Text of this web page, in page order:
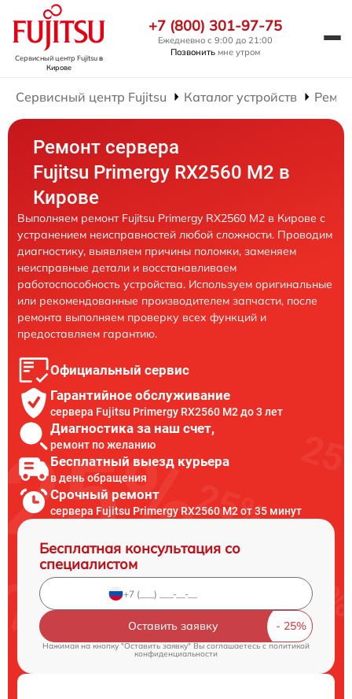
Сервисный центр Fujitsuв
Кирове
+7 (800) 301-97-75
Ежедневно с 9:00 до 21:00
Позвонить мне утром
Сервисный центр Fujitsu Каталог устройств
Ремонт сервера
Fujitsu Primergy RX2560 M2 в
Кирове
Выполняем ремонт Fujitsu Primergy RX2560 M2 в Кирове с
устранением неисправностей любой сложности. Проводим
диагностику, выявляем причины поломки, заменяем
неисправные детали и восстанавливаем
работоспособность устройства. Используем оригинальные
или рекомендованные производителем запчасти, после
ремонта выполняем проверку всех функций и
предоставляем гарантию.
Официальный сервис
Гарантийное обслуживание
сервера Fujitsu Primergy RX2560 M2 до 3 лет
Диагностика за наш счет,
ремонт по желанию
Бесплатный выезд курьера
в день обращения
Срочный ремонт
сервера Fujitsu Primergy RX2560 M2 от 35 минут
Бесплатная консультация со
специалистом
Оставить заявку
Нажимая на кнопку "Оставить заявку" Вы соглашаетесь cполитикой
конфиденциальности